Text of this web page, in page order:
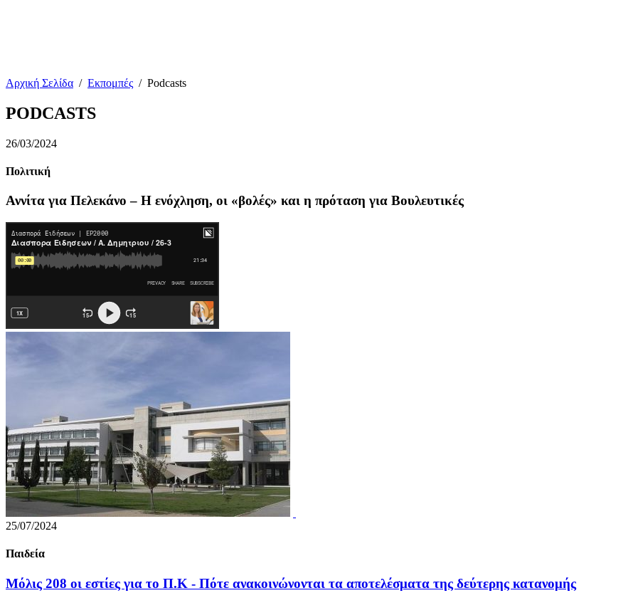
Αρχική Σελίδα / Εκπομπές / Podcasts
PODCASTS
26/03/2024
Πολιτική
Αννίτα για Πελεκάνο – Η ενόχληση, οι «βολές» και η πρόταση για Βουλευτικές
25/07/2024
Παιδεία
Μόλις 208 οι εστίες για το Π.Κ - Πότε ανακοινώνονται τα αποτελέσματα της δεύτερης κατανομής